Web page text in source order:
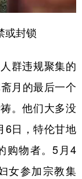
或封锁
群违规聚集的
月的最后一个
。他们大多没
6日，特伦甘地
购物者。5月4
女参加宗教集